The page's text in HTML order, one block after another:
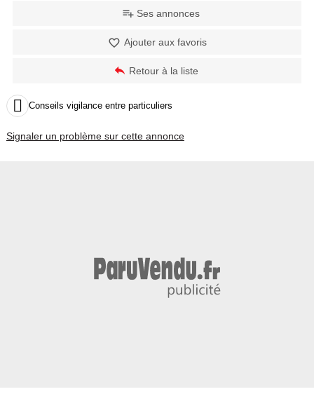
Ses annonces
Ajouter aux favoris
Retour à la liste
 Conseils vigilance entre particuliers
Signaler un problème sur cette annonce